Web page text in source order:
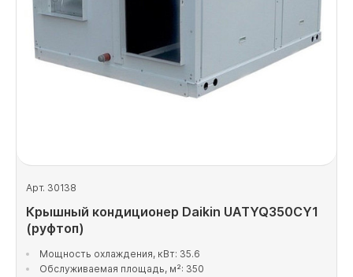
Арт. 30138
Крышный кондиционер Daikin UATYQ350CY1
(руфтоп)
Мощность охлаждения, кВт: 35.6
Обслуживаемая площадь, м²: 350